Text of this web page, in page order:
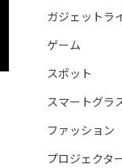
ガジェットラ
ゲーム
スポット
スマートグラ
ファッション
プロジェクタ